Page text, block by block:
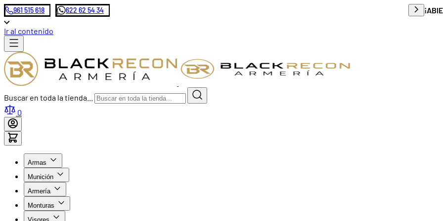
Envío
961 515 618 622 62 54 34
Ir al contenido
Buscar en toda la tienda...
0
Armas
Munición
Armería
Monturas